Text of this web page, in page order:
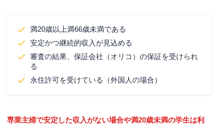
満20歳以上満66歳未満である
安定かつ継続的収入が見込める
審査の結果、保証会社（オリコ）の保証を受けられ
る
永住許可を受けている（外国人の場合）
専業主婦で安定した収入がない場合や満20歳未満の学生は利